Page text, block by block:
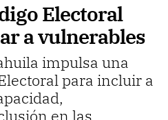
Electoral
a vulnerables
impulsa una
para incluir a
en las